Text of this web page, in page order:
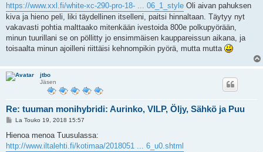
https://www.xxl.fi/white-xc-290-pro-18- ... 06_1_style Oli aivan pahuksen
kiva ja hieno peli, liki täydellinen itselleni, paitsi hinnaltaan. Täytyy nyt
vakavasti pohtia malttaako mitenkään ivestoida 800e polkupyörään,
minun tuurillani se on pöllitty jo ensimmäisen kauppareissun aikana, ja
toisaalta minun ajoilleni riittäisi kehnompikin pyörä, mutta mutta
jtbo
Jäsen
Re: tuuman monihybridi: Aurinko, VILP, Öljy, Sähkö ja Puu
V
e
t
La Touko 19, 2018 15:57
Hienoa menoa Tuusulassa:
http://www.iltalehti.fi/kotimaa/2018051 ... 6_u0.shtml